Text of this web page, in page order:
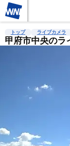
雨雲レーダー 台風
トップ ライブカメラ
甲府市中央のラ